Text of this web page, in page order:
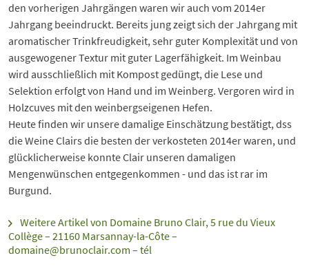
den vorherigen Jahrgängen waren wir auch vom 2014er
Jahrgang beeindruckt. Bereits jung zeigt sich der Jahrgang mit
aromatischer Trinkfreudigkeit, sehr guter Komplexität und von
ausgewogener Textur mit guter Lagerfähigkeit. Im Weinbau
wird ausschließlich mit Kompost gedüngt, die Lese und
Selektion erfolgt von Hand und im Weinberg. Vergoren wird in
Holzcuves mit den weinbergseigenen Hefen.
Heute finden wir unsere damalige Einschätzung bestätigt, dss
die Weine Clairs die besten der verkosteten 2014er waren, und
glücklicherweise konnte Clair unseren damaligen
Mengenwünschen entgegenkommen - und das ist rar im
Burgund.
Weitere Artikel von Domaine Bruno Clair, 5 rue du Vieux
Collège – 21160 Marsannay-la-Côte –
domaine@brunoclair.com – tél